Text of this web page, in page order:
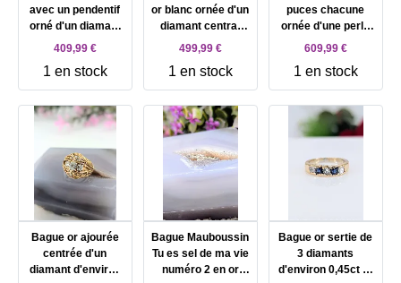
avec un pendentif
orné d'un diamant
d'environ 0,10ct Or
CT) 2,45g
409,99 €
1 en stock
or blanc ornée d'un
diamant central
d'environ 0,15ct
diamants Or 750
Millième (18 CT)
2,86g
499,99 €
1 en stock
puces chacune
ornée d'une perle
de Tahiti de 9mm
diamant d'environ
0,15ct Or 750
Millième (18 CT)
3,07g
609,99 €
1 en stock
Bague or ajourée
centrée d'un
diamant d'environ
Bague Mauboussin
Tu es sel de ma vie
numéro 2 en or
Bague or sertie de
3 diamants
d'environ 0,45ct et